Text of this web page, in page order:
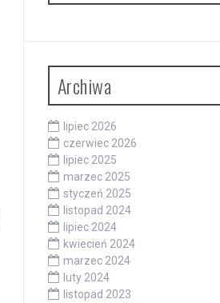
Archiwa
lipiec 2026
czerwiec 2026
lipiec 2025
marzec 2025
styczeń 2025
listopad 2024
lipiec 2024
kwiecień 2024
marzec 2024
luty 2024
listopad 2023